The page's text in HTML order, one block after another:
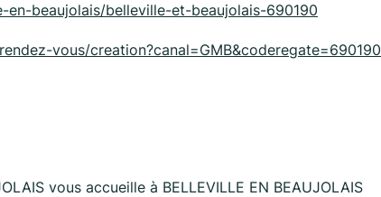
beaujolais/belleville-et-beaujolais-690190
vous/creation?canal=GMB&coderegate=690190
vous accueille à BELLEVILLE EN BEAUJOLAIS